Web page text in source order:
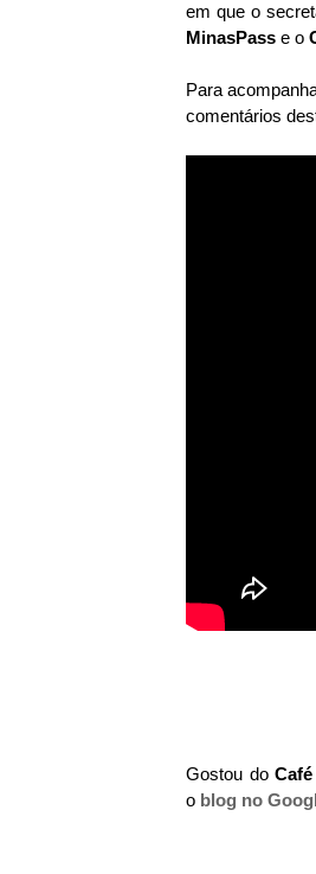
em que o
MinasPass e o
Para
comentários
Gostou do
o blog no